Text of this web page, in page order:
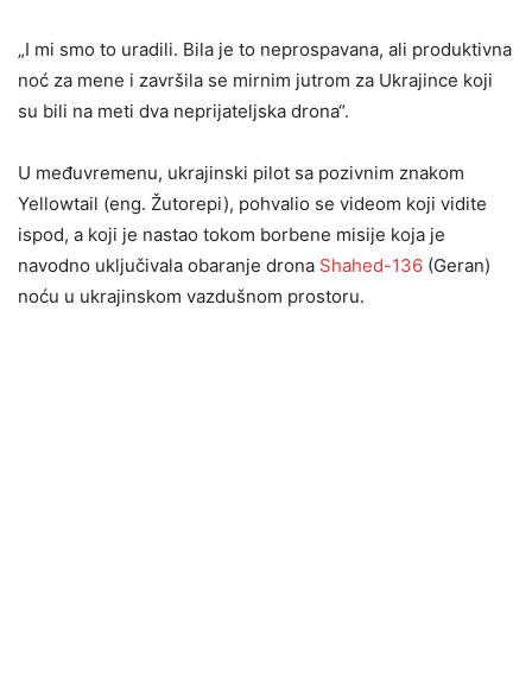
„I mi smo to uradili. Bila je to neprospavana, ali produktivna
noć za mene i završila se mirnim jutrom za Ukrajince koji
su bili na meti dva neprijateljska drona“.
U međuvremenu, ukrajinski pilot sa pozivnim znakom
Yellowtail (eng. Žutorepi), pohvalio se videom koji vidite
ispod, a koji je nastao tokom borbene misije koja je
navodno uključivala obaranje drona Shahed-136 (Geran)
noću u ukrajinskom vazdušnom prostoru.